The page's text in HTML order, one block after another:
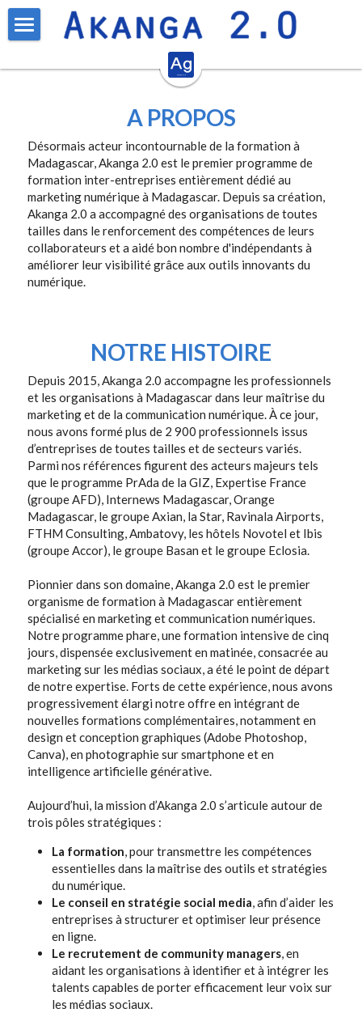
Formations inter-entreprises
Réseaux sociaux
Réseaux sociaux niveau avancé
Conception Graphique
Photographie sur smartphone
IA Générative
Formations sur mesure
Recrutement
L'équipe
A propos
Contact
Rechercher
A PROPOS
Désormais acteur incontournable de la formation à
Madagascar, Akanga 2.0 est le premier programme de
formation inter-entreprises entièrement dédié au
marketing numérique à Madagascar. Depuis sa création,
Akanga 2.0 a accompagné des organisations de toutes
tailles dans le renforcement des compétences de leurs
collaborateurs et a aidé bon nombre d'indépendants à
améliorer leur visibilité grâce aux outils innovants du
numérique.
NOTRE HISTOIRE
Depuis 2015, Akanga 2.0 accompagne les professionnels
et les organisations à Madagascar dans leur maîtrise du
marketing et de la communication numérique. À ce jour,
nous avons formé plus de 2 900 professionnels issus
d’entreprises de toutes tailles et de secteurs variés.
Parmi nos références figurent des acteurs majeurs tels
que le programme PrAda de la GIZ, Expertise France
(groupe AFD), Internews Madagascar, Orange
Madagascar, le groupe Axian, la Star, Ravinala Airports,
FTHM Consulting, Ambatovy, les hôtels Novotel et Ibis
(groupe Accor), le groupe Basan et le groupe Eclosia.
Pionnier dans son domaine, Akanga 2.0 est le premier
organisme de formation à Madagascar entièrement
spécialisé en marketing et communication numériques.
Notre programme phare, une formation intensive de cinq
jours, dispensée exclusivement en matinée, consacrée au
marketing sur les médias sociaux, a été le point de départ
de notre expertise. Forts de cette expérience, nous avons
progressivement élargi notre offre en intégrant de
nouvelles formations complémentaires, notamment en
design et conception graphiques (Adobe Photoshop,
Canva), en photographie sur smartphone et en
intelligence artificielle générative.
Aujourd’hui, la mission d’Akanga 2.0 s’articule autour de
trois pôles stratégiques :
La formation, pour transmettre les compétences
essentielles dans la maîtrise des outils et stratégies
du numérique.
Le conseil en stratégie social media, afin d’aider les
entreprises à structurer et optimiser leur présence
en ligne.
Le recrutement de community managers, en
aidant les organisations à identifier et à intégrer les
talents capables de porter efficacement leur voix sur
les médias sociaux.